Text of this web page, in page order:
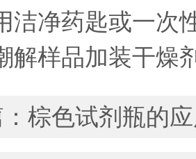
净药匙或一次
样品加装干燥剂
棕色试剂瓶的